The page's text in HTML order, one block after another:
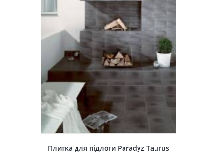
Плитка для підлоги Paradyz Taurus